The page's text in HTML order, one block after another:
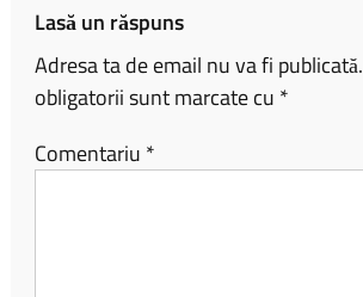
Lasă un răspuns
Adresa ta de email nu va fi publicată.
obligatorii sunt marcate cu *
Comentariu *